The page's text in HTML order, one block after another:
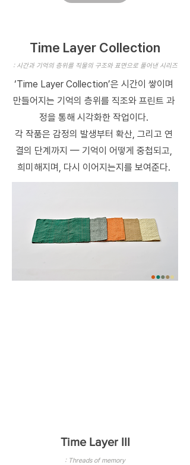
Time Layer Collection
: 시간과 기억의 층위를 직물의 구조와 표면으로 풀어낸 시리즈
‘Time Layer Collection’은 시간이 쌓이며
만들어지는 기억의 층위를 직조와 프린트 과
정을 통해 시각화한 작업이다.
각 작품은 감정의 발생부터 확산, 그리고 연
결의 단계까지 — 기억이 어떻게 중첩되고,
희미해지며, 다시 이어지는지를 보여준다.
Time Layer III
: Threads of memory